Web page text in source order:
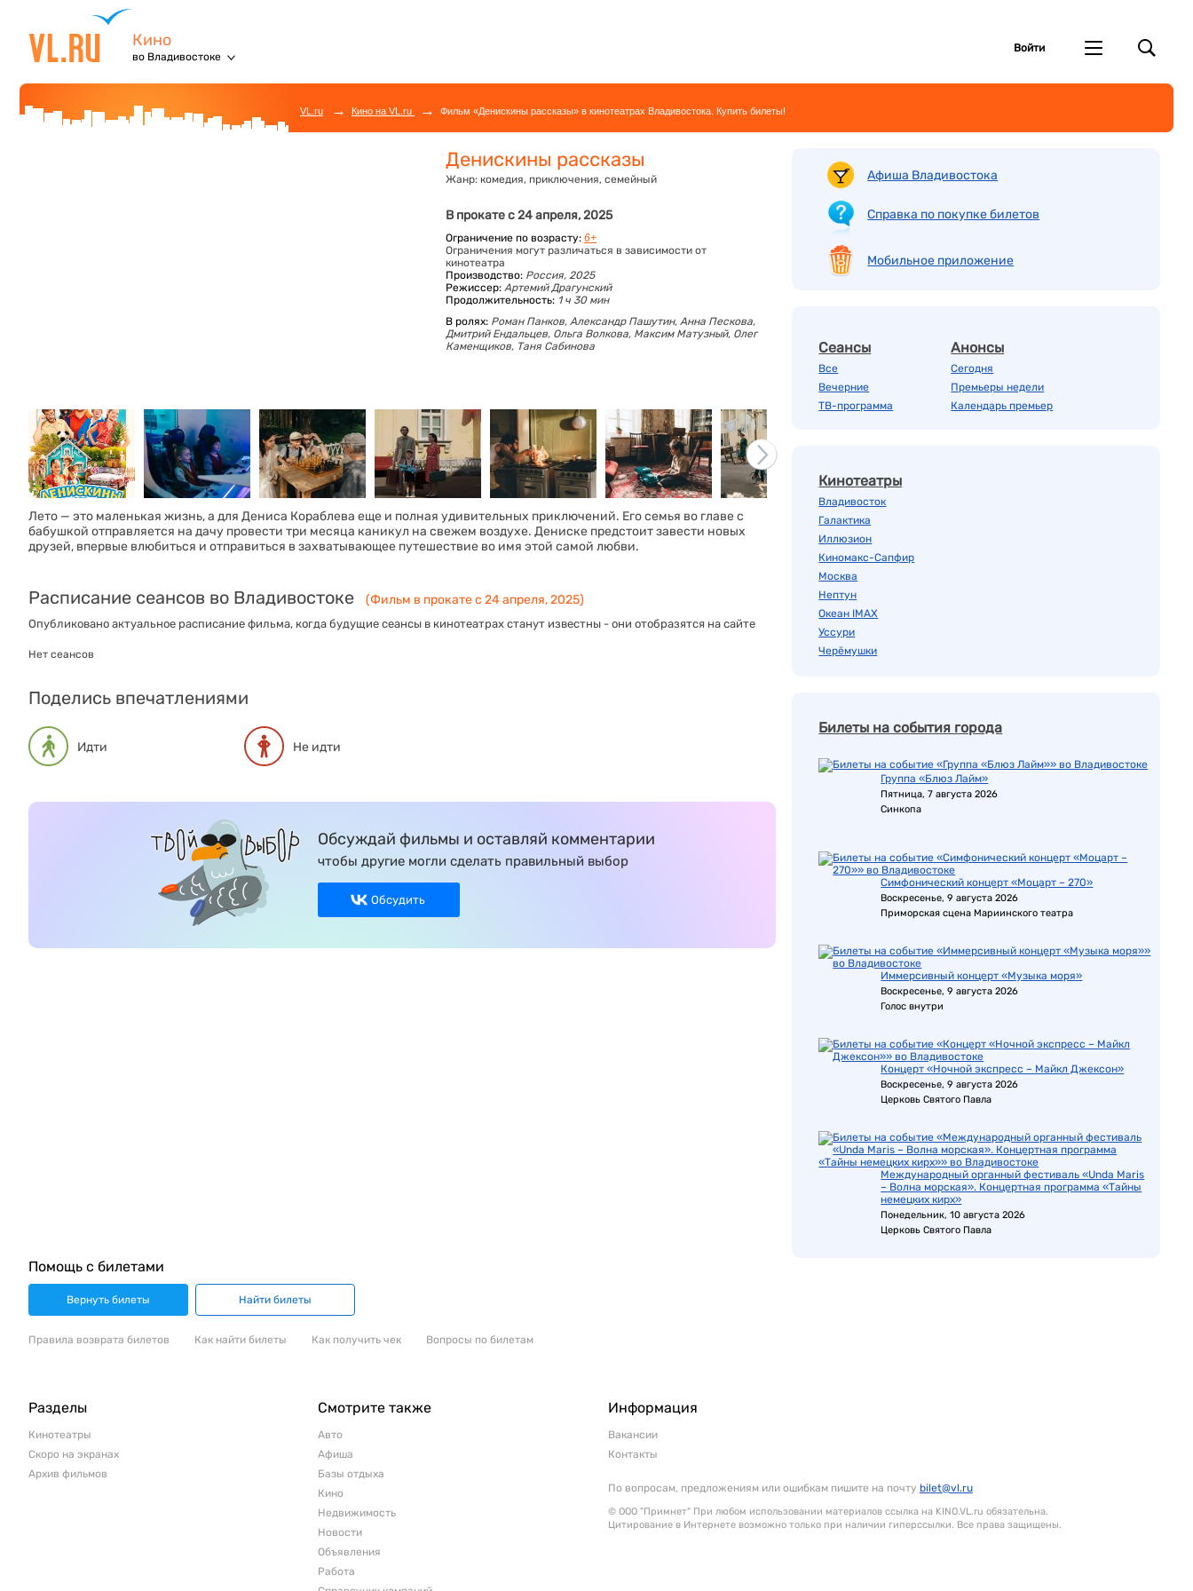
Кино
во Владивостоке
Войти
VL.ru → Кино на VL.ru → Фильм «Денискины рассказы» в кинотеатрах Владивостока. Купить билеты!
Денискины рассказы
Жанр: комедия, приключения, семейный
В прокате с 24 апреля, 2025
Ограничение по возрасту: 6+
Ограничения могут различаться в зависимости от
кинотеатра
Производство: Россия, 2025
Режиссер: Артемий Драгунский
Продолжительность: 1 ч 30 мин
В ролях: Роман Панков, Александр Пашутин, Анна Пескова,
Дмитрий Ендальцев, Ольга Волкова, Максим Матузный, Олег
Каменщиков, Таня Сабинова
Лето — это маленькая жизнь, а для Дениса Кораблева еще и полная удивительных приключений. Его семья во главе с
бабушкой отправляется на дачу провести три месяца каникул на свежем воздухе. Дениске предстоит завести новых
друзей, впервые влюбиться и отправиться в захватывающее путешествие во имя этой самой любви.
Расписание сеансов во Владивостоке (Фильм в прокате с 24 апреля, 2025)
Опубликовано актуальное расписание фильма, когда будущие сеансы в кинотеатрах станут известны - они отобразятся на сайте
Нет сеансов
Поделись впечатлениями
Идти Не идти
Обсуждай фильмы и оставляй комментарии
чтобы другие могли сделать правильный выбор
Обсудить
Афиша Владивостока
Справка по покупке билетов
Мобильное приложение
Сеансы
Все
Вечерние
ТВ-программа
Анонсы
Сегодня
Премьеры недели
Календарь премьер
Кинотеатры
Владивосток
Галактика
Иллюзион
Киномакс-Сапфир
Москва
Нептун
Океан IMAX
Уссури
Черёмушки
Билеты на события города
Группа «Блюз Лайм»
Пятница, 7 августа 2026
Синкопа
Симфонический концерт «Моцарт – 270»
Воскресенье, 9 августа 2026
Приморская сцена Мариинского театра
Иммерсивный концерт «Музыка моря»
Воскресенье, 9 августа 2026
Голос внутри
Концерт «Ночной экспресс – Майкл Джексон»
Воскресенье, 9 августа 2026
Церковь Святого Павла
Международный органный фестиваль «Unda Maris
– Волна морская». Концертная программа «Тайны
немецких кирх»
Понедельник, 10 августа 2026
Церковь Святого Павла
Помощь с билетами
Вернуть билеты Найти билеты
Правила возврата билетов Как найти билеты Как получить чек Вопросы по билетам
Разделы
Кинотеатры
Скоро на экранах
Архив фильмов
Смотрите также
Авто
Афиша
Базы отдыха
Кино
Недвижимость
Новости
Объявления
Работа
Информация
Вакансии
Контакты
По вопросам, предложениям или ошибкам пишите на почту bilet@vl.ru
© ООО "Примнет" При любом использовании материалов ссылка на KINO.VL.ru обязательна.
Цитирование в Интернете возможно только при наличии гиперссылки. Все права защищены.